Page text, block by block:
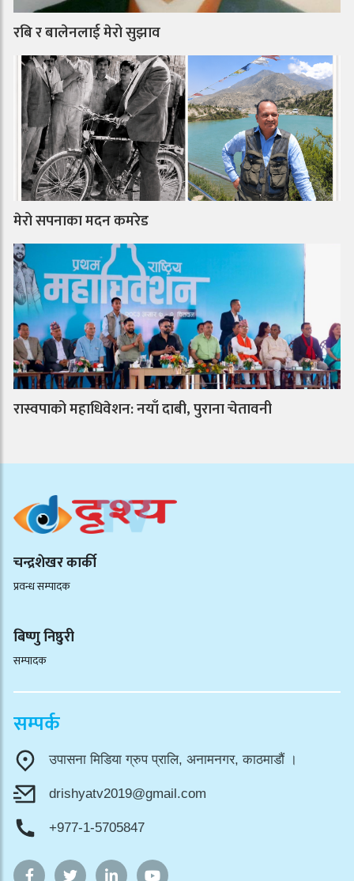
रबि र बालेनलाई मेरो सुझाव
मेरो सपनाका मदन कमरेड
रास्वपाको महाधिवेशन: नयाँ दाबी, पुराना चेतावनी
चन्द्रशेखर कार्की
प्रवन्ध सम्पादक
बिष्णु निष्ठुरी
सम्पादक
सम्पर्क
उपासना मिडिया ग्रुप प्रालि, अनामनगर, काठमाडौं ।
drishyatv2019@gmail.com
+977-1-5705847